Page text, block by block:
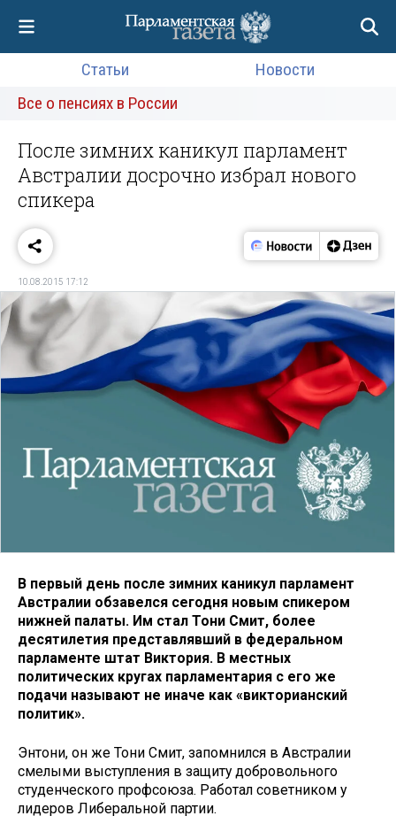
Статьи
Новости
Все о пенсиях в России
После зимних каникул парламент
Австралии досрочно избрал нового
спикера
10.08.2015 17:12
В первый день после зимних каникул парламент
Австралии обзавелся сегодня новым спикером
нижней палаты. Им стал Тони Смит, более
десятилетия представлявший в федеральном
парламенте штат Виктория. В местных
политических кругах парламентария с его же
подачи называют не иначе как «викторианский
политик».
Энтони, он же Тони Смит, запомнился в Австралии
смелыми выступления в защиту добровольного
студенческого профсоюза. Работал советником у
лидеров Либеральной партии.